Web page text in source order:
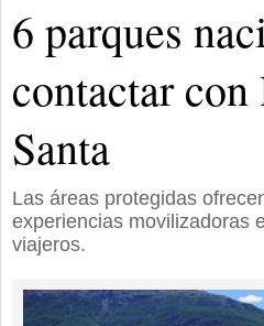
6 parques
contactar con
Santa
Las áreas protegidas
experiencias movilizadoras
viajeros.